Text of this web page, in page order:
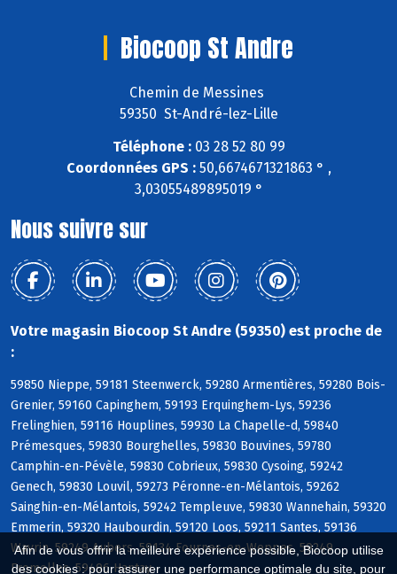
Afin de vous offrir la meilleure expérience possible, Biocoop utilise
des cookies : pour assurer une performance optimale du site, pour
Biocoop St Andre
Chemin de Messines
59350 St-André-lez-Lille
Téléphone :03 28 52 80 99
Coordonnées GPS :50,6674671321863 ° ,
3,03055489895019 °
Nous suivre sur
Votre magasin Biocoop St Andre (59350) est proche de
:
59850 Nieppe, 59181 Steenwerck, 59280 Armentières, 59280 Bois-
Grenier, 59160 Capinghem, 59193 Erquinghem-Lys, 59236
Frelinghien, 59116 Houplines, 59930 La Chapelle-d, 59840
Prémesques, 59830 Bourghelles, 59830 Bouvines, 59780
Camphin-en-Pévèle, 59830 Cobrieux, 59830 Cysoing, 59242
Genech, 59830 Louvil, 59273 Péronne-en-Mélantois, 59262
Sainghin-en-Mélantois, 59242 Templeuve, 59830 Wannehain, 59320
Emmerin, 59320 Haubourdin, 59120 Loos, 59211 Santes, 59136
Wavrin, 59249 Aubers, 59134 Fournes-en-Weppes, 59249
Fromelles, 59496 Hantay